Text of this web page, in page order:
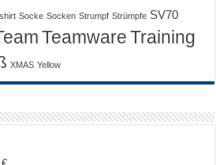
Socke Socken Strumpf Strümpfe SV70
Teamware Training
XMAS Yellow
Preisspanne: